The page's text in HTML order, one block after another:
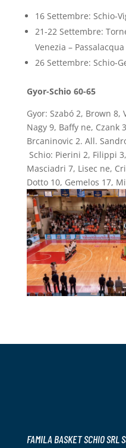
16 Settembre: Schio-
21-22 Settembre:
Venezia –
26 Settembre: Schio-
Gyor-Schio 60-65
Gyor: Szabó 2, Brown 8,
Nagy 9, Baffy ne, Czank
Brcaninovic 2. All.
Schio: Pierini 2, Filippi
Masciadri 7, Lisec ne,
Dotto 10, Gemelos 17,
FAMILA BASKET SCHIO SRL